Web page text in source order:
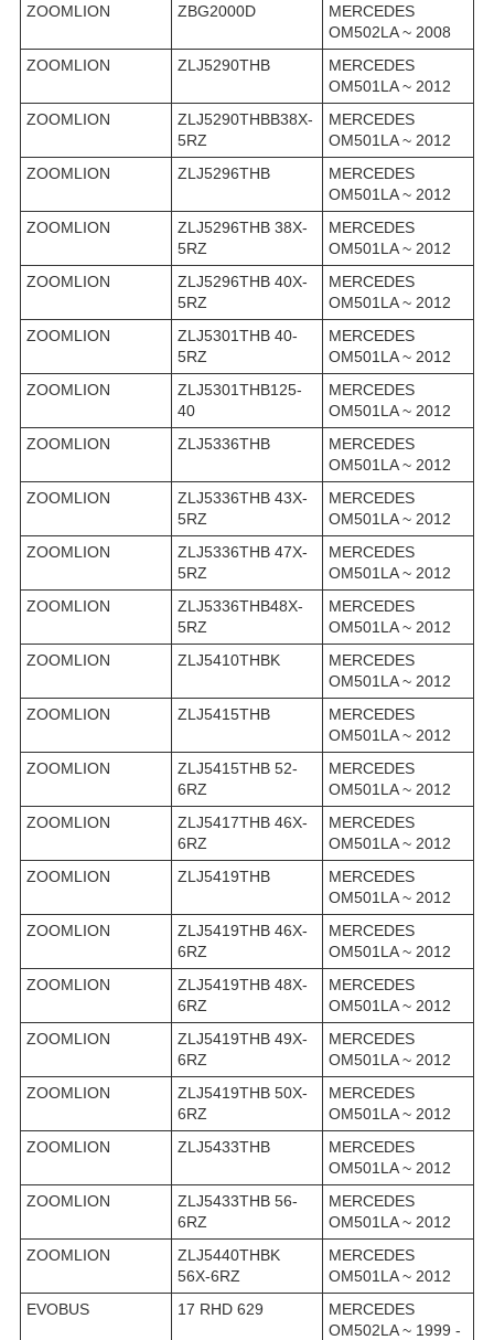
ZOOMLION
ZBG2000D
MERCEDES
OM502LA ~ 2008
ZOOMLION
ZLJ5290THB
MERCEDES
OM501LA ~ 2012
ZOOMLION
ZLJ5290THBB38X-
5RZ
MERCEDES
OM501LA ~ 2012
ZOOMLION
ZLJ5296THB
MERCEDES
OM501LA ~ 2012
ZOOMLION
ZLJ5296THB 38X-
5RZ
MERCEDES
OM501LA ~ 2012
ZOOMLION
ZLJ5296THB 40X-
5RZ
MERCEDES
OM501LA ~ 2012
ZOOMLION
ZLJ5301THB 40-
5RZ
MERCEDES
OM501LA ~ 2012
ZOOMLION
ZLJ5301THB125-
40
MERCEDES
OM501LA ~ 2012
ZOOMLION
ZLJ5336THB
MERCEDES
OM501LA ~ 2012
ZOOMLION
ZLJ5336THB 43X-
5RZ
MERCEDES
OM501LA ~ 2012
ZOOMLION
ZLJ5336THB 47X-
5RZ
MERCEDES
OM501LA ~ 2012
ZOOMLION
ZLJ5336THB48X-
5RZ
MERCEDES
OM501LA ~ 2012
ZOOMLION
ZLJ5410THBK
MERCEDES
OM501LA ~ 2012
ZOOMLION
ZLJ5415THB
MERCEDES
OM501LA ~ 2012
ZOOMLION
ZLJ5415THB 52-
6RZ
MERCEDES
OM501LA ~ 2012
ZOOMLION
ZLJ5417THB 46X-
6RZ
MERCEDES
OM501LA ~ 2012
ZOOMLION
ZLJ5419THB
MERCEDES
OM501LA ~ 2012
ZOOMLION
ZLJ5419THB 46X-
6RZ
MERCEDES
OM501LA ~ 2012
ZOOMLION
ZLJ5419THB 48X-
6RZ
MERCEDES
OM501LA ~ 2012
ZOOMLION
ZLJ5419THB 49X-
6RZ
MERCEDES
OM501LA ~ 2012
ZOOMLION
ZLJ5419THB 50X-
6RZ
MERCEDES
OM501LA ~ 2012
ZOOMLION
ZLJ5433THB
MERCEDES
OM501LA ~ 2012
ZOOMLION
ZLJ5433THB 56-
6RZ
MERCEDES
OM501LA ~ 2012
ZOOMLION
ZLJ5440THBK
56X-6RZ
MERCEDES
OM501LA ~ 2012
EVOBUS
17 RHD 629
MERCEDES
OM502LA ~ 1999 -